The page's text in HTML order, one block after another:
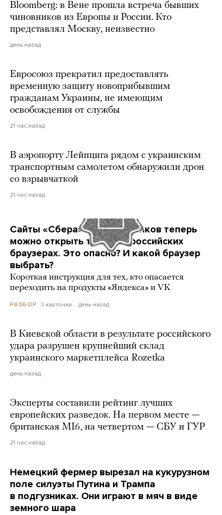
Bloomberg: в Вене прошла встреча бывших
чиновников из Европы и России. Кто
представлял Москву, неизвестно
день назад
Евросоюз прекратил предоставлять
временную защиту новоприбывшим
гражданам Украины, не имеющим
освобождения от службы
21 час назад
В аэропорту Лейпцига рядом с украинским
транспортным самолетом обнаружили дрон
со взрывчаткой
21 час назад
Сайты «Сбера» и других банков теперь
можно открыть только в российских
браузерах. Это опасно? И какой браузер
выбрать?
Короткая инструкция для тех, кто опасается
переходить на продукты «Яндекса» и VK
РАЗБОР 3 карточки день назад
В Киевской области в результате российского
удара разрушен крупнейший склад
украинского маркетплейса Rozetka
день назад
Эксперты составили рейтинг лучших
европейских разведок. На первом месте —
британская MI6, на четвертом — СБУ и ГУР
21 час назад
Немецкий фермер вырезал на кукурузном
поле силуэты Путина и Трампа
в подгузниках. Они играют в мяч в виде
земного шара